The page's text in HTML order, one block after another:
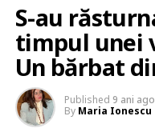
S-au
timpul unei
Un bărbat
Published 9 ani ago
By Maria Ionescu